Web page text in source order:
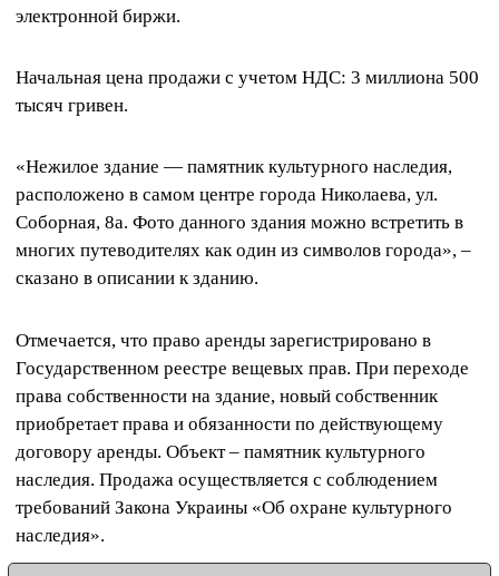
электронной биржи.
Начальная цена продажи с учетом НДС: 3 миллиона 500
тысяч гривен.
«Нежилое здание — памятник культурного наследия,
расположено в самом центре города Николаева, ул.
Соборная, 8а. Фото данного здания можно встретить в
многих путеводителях как один из символов города», –
сказано в описании к зданию.
Отмечается, что право аренды зарегистрировано в
Государственном реестре вещевых прав. При переходе
права собственности на здание, новый собственник
приобретает права и обязанности по действующему
договору аренды. Объект – памятник культурного
наследия. Продажа осуществляется с соблюдением
требований Закона Украины «Об охране культурного
наследия».